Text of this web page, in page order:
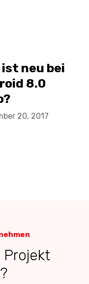
ist neu bei
8.0
20, 2017
Projekt